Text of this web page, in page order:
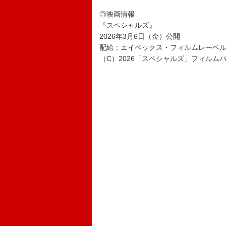
◎映画情報
『スペシャルズ』
2026年3月6日（金）公開
配給：エイベックス・フィルムレーベ
（C）2026「スペシャルズ」フィルム